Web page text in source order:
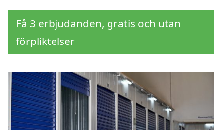
Få 3 erbjudanden, gratis och utan
förpliktelser